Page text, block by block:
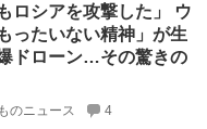
ロシアを攻撃した」 ウ
ったいない精神」が生
ドローン…その驚きの
のニュース 4